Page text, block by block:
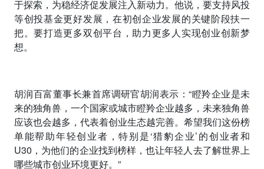
于探索，为稳经济促发展注入新动力。他说，要支持风投
等创投基金更好发展，在初创企业发展的关键阶段扶一
把。要打造更多双创平台，助力更多人实现创业创新梦
想。
胡润百富董事长兼首席调研官胡润表示：“瞪羚企业是未
来的独角兽，一个国家或城市瞪羚企业越多，未来独角兽
应该也会越多，代表着创业生态越完善。希望我们这份榜
单能帮助年轻创业者，特别是‘猎豹企业’的创业者和
U30 ，为他们的企业找到榜样，也让年轻人去了解世界上
哪些城市创业环境更好。”